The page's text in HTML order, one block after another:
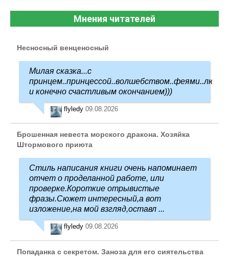
Мнения читателей
Несносный венценосный
Милая сказка...с
и конечно счастливым окончанием)))
flyledy 09.08.2026
Брошенная невеста морского дракона. Хозяйка
Штормового приюта
Стиль написания книги очень напоминает
отчет о проделанной работе, или
проверке.Короткие отрывистые
фразы.Сюжет интересный,а вот
изложение,на мой взгляд,оставл ...
flyledy 09.08.2026
Попаданка с секретом. Заноза для его сиятельства